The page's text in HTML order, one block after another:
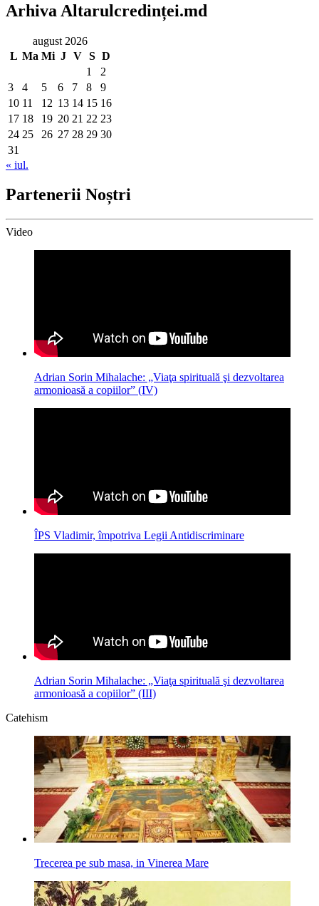
Arhiva Altarulcredinței.md
august 2026
L Ma Mi J V S D
1
2
3
4 5 6 7 8
9
10 11 12 13 14 15 16
17 18 19 20 21 22 23
24 25 26 27 28 29 30
31
« iul.
Partenerii Noștri
Video
Adrian Sorin Mihalache: „Viaţa spirituală şi dezvoltarea
armonioasă a copiilor” (IV)
ÎPS Vladimir, împotriva Legii Antidiscriminare
Adrian Sorin Mihalache: „Viaţa spirituală şi dezvoltarea
armonioasă a copiilor” (III)
Catehism
Trecerea pe sub masa, in Vinerea Mare